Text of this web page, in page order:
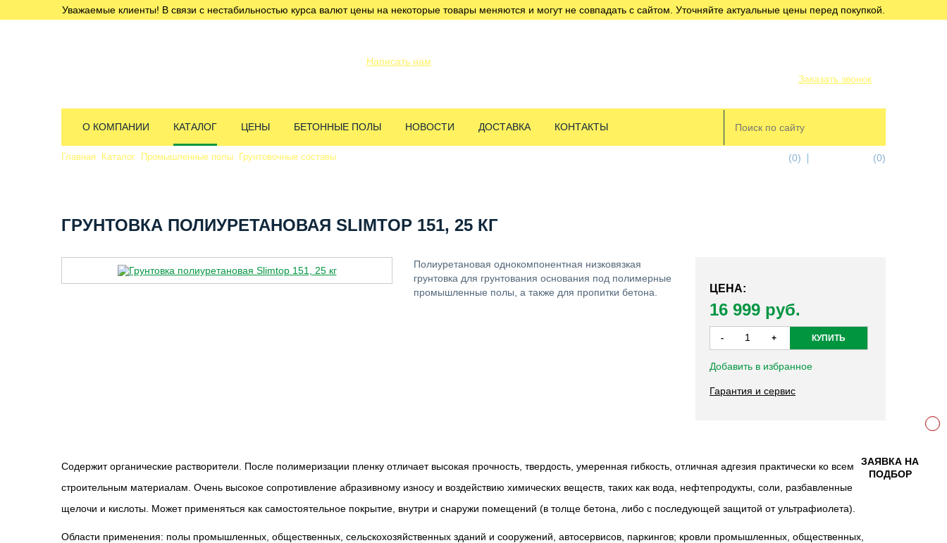
Уважаемые клиенты! В связи с нестабильностью курса валют цены на некоторые товары меняются и могут не совпадать с сайтом. Уточняйте актуальные цены перед покупкой.
Написать нам
Заказать звонок
О КОМПАНИИ КАТАЛОГ ЦЕНЫ БЕТОННЫЕ ПОЛЫ НОВОСТИ ДОСТАВКА КОНТАКТЫ
(0) (0)
ЗАЯВКА НА
ПОДБОР
Главная Каталог Промышленные полы Грунтовочные составы
ГРУНТОВКА ПОЛИУРЕТАНОВАЯ SLIMTOP 151, 25 КГ
Полиуретановая однокомпонентная низковязкая
грунтовка для грунтования основания под полимерные
промышленные полы, а также для пропитки бетона.
ЦЕНА:
16 999 руб.
Добавить в избранное
Гарантия и сервис
Содержит органические растворители. После полимеризации пленку отличает высокая прочность, твердость, умеренная гибкость, отличная адгезия практически ко всем
строительным материалам. Очень высокое сопротивление абразивному износу и воздействию химических веществ, таких как вода, нефтепродукты, соли, разбавленные
щелочи и кислоты. Может применяться как самостоятельное покрытие, внутри и снаружи помещений (в толще бетона, либо с последующей защитой от ультрафиолета).
Области применения: полы промышленных, общественных, сельскохозяйственных зданий и сооружений, автосервисов, паркингов; кровли промышленных, общественных,